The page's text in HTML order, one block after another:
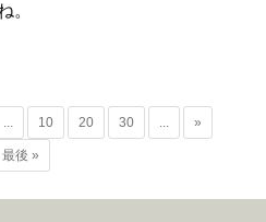
。
... 10 20 30 ... »
最後 »